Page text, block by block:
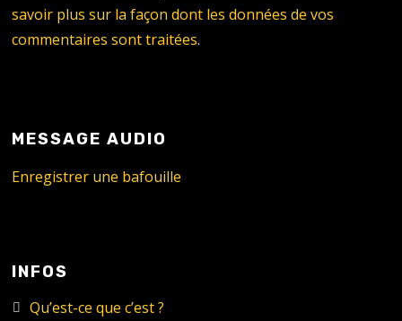
savoir plus sur la façon dont les données de vos
commentaires sont traitées.
MESSAGE AUDIO
Enregistrer une bafouille
INFOS
Qu’est-ce que c’est ?